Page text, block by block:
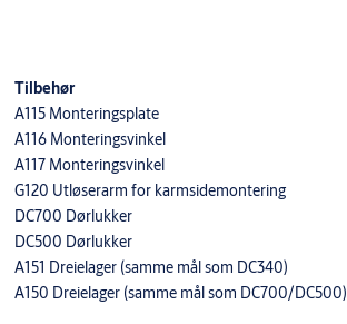
Tilbehør
A115 Monteringsplate
A116 Monteringsvinkel
A117 Monteringsvinkel
G120 Utløserarm for karmsidemontering
DC700 Dørlukker
DC500 Dørlukker
A151 Dreielager (samme mål som DC340)
A150 Dreielager (samme mål som DC700/DC500)